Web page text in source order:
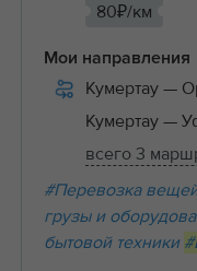
80₽/км
Мои направления
Кумертау —
Кумертау —
всего 3
#Перевозка
грузы и
бытовой техники